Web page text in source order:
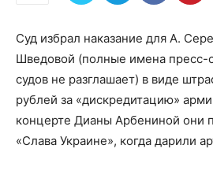
Суд избрал наказание для А.
Шведовой (полные имена пресс-
судов не разглашает) в виде
рублей за «дискредитацию»
концерте Дианы Арбениной они
«Слава Украине», когда дарили